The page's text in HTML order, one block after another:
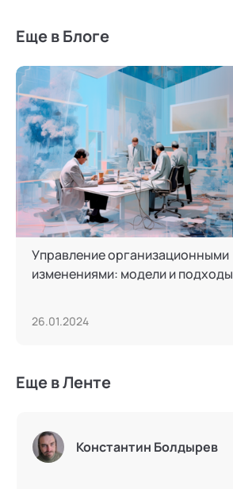
Еще в Блоге
Управление организационными
изменениями: модели и подходы
26.01.2024
Еще в Ленте
Константин Болдырев